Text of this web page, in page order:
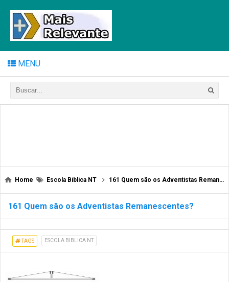
MENU
Home Escola Biblica NT 161 Quem são os Adventistas Remanescentes?
161 Quem são os Adventistas Remanescentes?
TAGS ESCOLA BIBLICA NT